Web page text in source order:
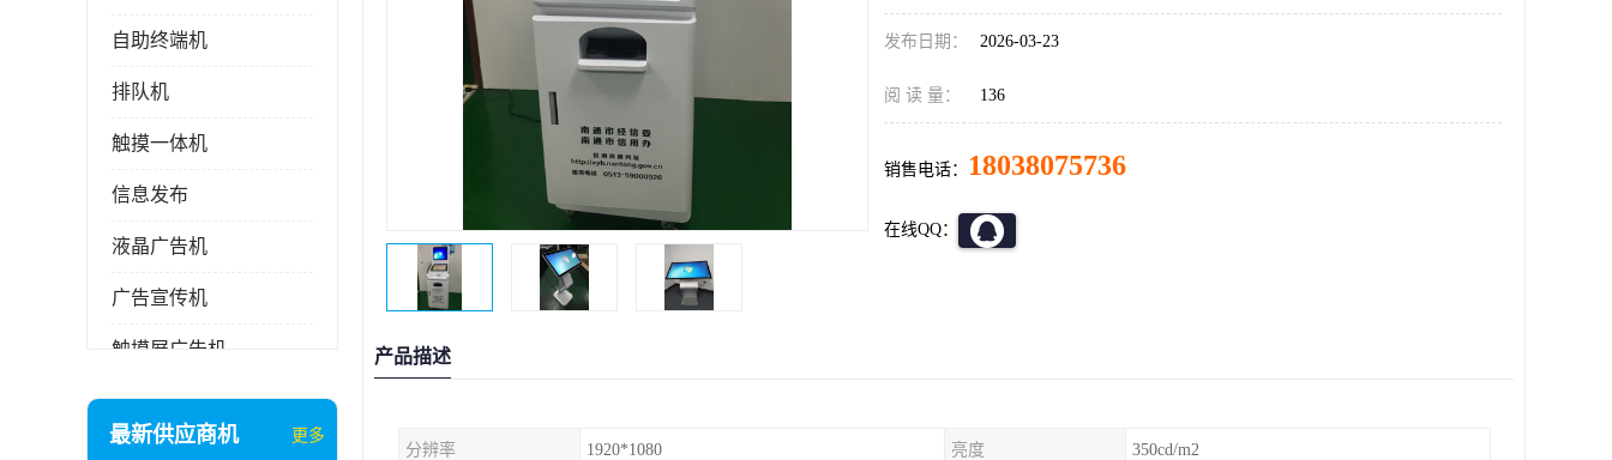
自助终端机
排队机
触摸一体机
信息发布
液晶广告机
广告宣传机
触摸屏广告机
液晶显示器
最新供应商机 更多
发布日期： 2026-03-23
阅 读 量： 136
销售电话： 18038075736
在线QQ：
产品描述
分辨率 1920*1080 亮度 350cd/m2